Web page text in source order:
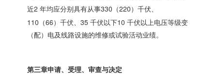
近2年均应分别具有从事330 （220 ）千伏、
110 （66 ）千伏、35千伏以下10千伏以上电压等级变
（配）电及线路设施的维修或试验活动业绩。
第三章申请、受理、审查与决定